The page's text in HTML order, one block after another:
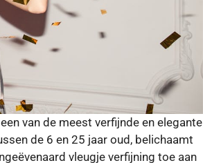
van de meest verfijnde en elegante
de 6 en 25 jaar oud, belichaamt
vleugje verfijning toe aan